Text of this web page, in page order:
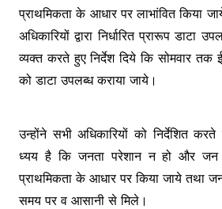
प्राथमिकता के आधार पर लाभांवित किया
अधिकारियों द्वारा निर्धारित प्रारूप डाटा
व्यक्त करते हुए निर्देश दिये कि सोमवार
को डाटा उपलब्ध कराया जाये।
उन्होंने सभी अधिकारियों को निर्देशित
ध्यय है कि जनता परेशान न हो और जन
प्राथमिकता के आधार पर किया जाये तथा
समय पर व आसानी से मिले।